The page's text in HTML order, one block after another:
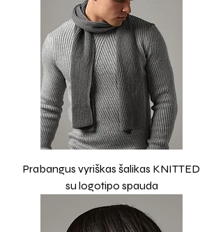
Prabangus vyriškas šalikas KNITTED
su logotipo spauda